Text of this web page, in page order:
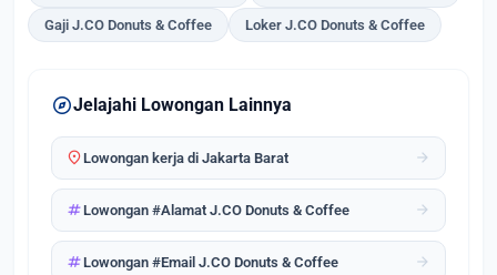
Gaji J.CO Donuts & Coffee Loker J.CO Donuts & Coffee
exploreJelajahi Lowongan Lainnya
location_onLowongan kerja di Jakarta Barat arrow_forward
tagLowongan #Alamat J.CO Donuts & Coffee arrow_forward
tagLowongan #Email J.CO Donuts & Coffee arrow_forward